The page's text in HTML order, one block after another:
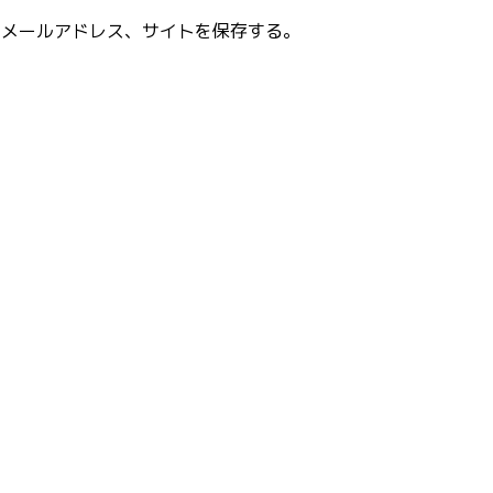
ールアドレス、サイトを保存する。